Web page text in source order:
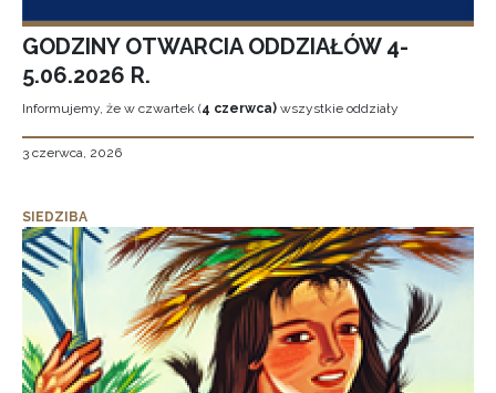
GODZINY OTWARCIA ODDZIAŁÓW 4-
5.06.2026 R.
Informujemy, że w czwartek (4 czerwca) wszystkie oddziały
3 czerwca, 2026
SIEDZIBA